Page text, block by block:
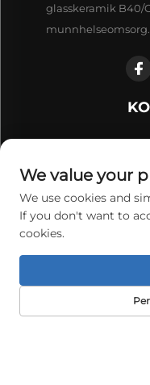
glasskeramik B40/
munnhelseomsorg.
Nr. 1, 1. til 5. etasje,
økonomisk og
We value your
We use cookies and
If you don't want to
cookies.